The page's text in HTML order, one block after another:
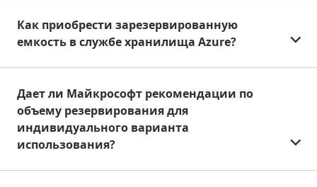
Как приобрести зарезервированную
емкость в службе хранилища Azure?
Дает ли Майкрософт рекомендации по
объему резервирования для
индивидуального варианта
использования?